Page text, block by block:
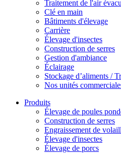
Traitement de l'air
Clé en main
Bâtiments d'élevage
Carrière
Élevage d'insectes
Construction de serres
Gestion d'ambiance
Éclairage
Stockage d’aliments /
Nos unités
Produits
Élevage de poules
Construction de serres
Engraissement de
Élevage d'insectes
Élevage de porcs